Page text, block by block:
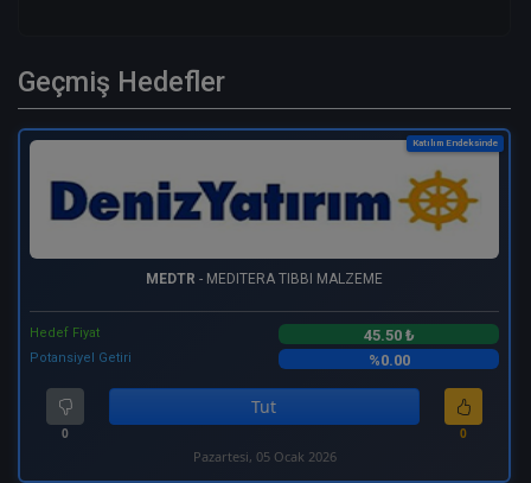
Geçmiş Hedefler
Katılım Endeksinde
MEDTR - MEDITERA TIBBI MALZEME
Hedef Fiyat 45.50 ₺
Potansiyel Getiri %0.00
0
Tut
0
Pazartesi, 05 Ocak 2026